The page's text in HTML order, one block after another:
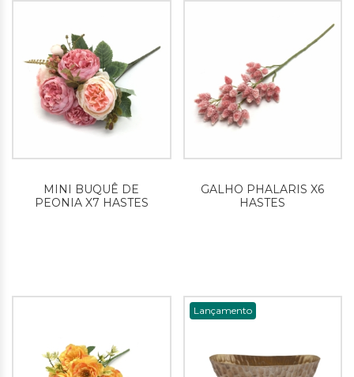
MINI BUQUÊ DE
PEONIA X7 HASTES
GALHO PHALARIS X6
HASTES
Lançamento